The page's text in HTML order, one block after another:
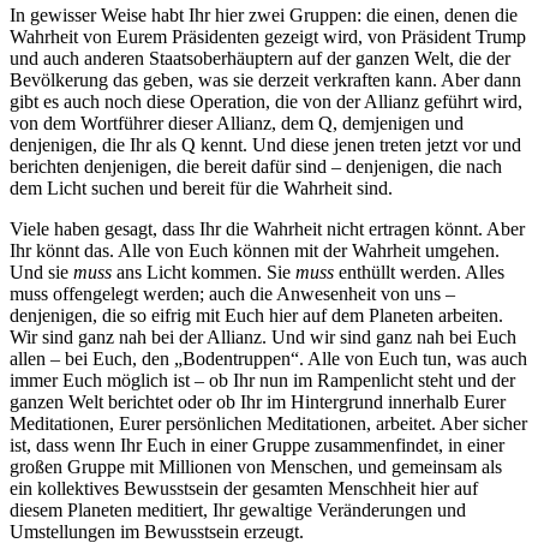
In gewisser Weise habt Ihr hier zwei Gruppen: die einen, denen die
Wahrheit von Eurem Präsidenten gezeigt wird, von Präsident Trump
und auch anderen Staatsoberhäuptern auf der ganzen Welt, die der
Bevölkerung das geben, was sie derzeit verkraften kann. Aber dann
gibt es auch noch diese Operation, die von der Allianz geführt wird,
von dem Wortführer dieser Allianz, dem Q, demjenigen und
denjenigen, die Ihr als Q kennt. Und diese jenen treten jetzt vor und
berichten denjenigen, die bereit dafür sind – denjenigen, die nach
dem Licht suchen und bereit für die Wahrheit sind.
Viele haben gesagt, dass Ihr die Wahrheit nicht ertragen könnt. Aber
Ihr könnt das. Alle von Euch können mit der Wahrheit umgehen.
Und sie muss ans Licht kommen. Sie muss enthüllt werden. Alles
muss offengelegt werden; auch die Anwesenheit von uns –
denjenigen, die so eifrig mit Euch hier auf dem Planeten arbeiten.
Wir sind ganz nah bei der Allianz. Und wir sind ganz nah bei Euch
allen – bei Euch, den „Bodentruppen“. Alle von Euch tun, was auch
immer Euch möglich ist – ob Ihr nun im Rampenlicht steht und der
ganzen Welt berichtet oder ob Ihr im Hintergrund innerhalb Eurer
Meditationen, Eurer persönlichen Meditationen, arbeitet. Aber sicher
ist, dass wenn Ihr Euch in einer Gruppe zusammenfindet, in einer
großen Gruppe mit Millionen von Menschen, und gemeinsam als
ein kollektives Bewusstsein der gesamten Menschheit hier auf
diesem Planeten meditiert, Ihr gewaltige Veränderungen und
Umstellungen im Bewusstsein erzeugt.